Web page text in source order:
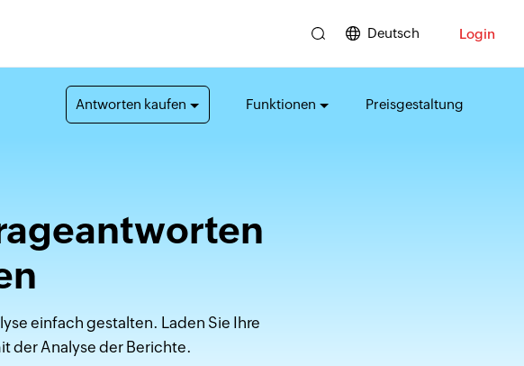
Deutsch Login
Antworten kaufen Funktionen Preisgestaltung
einfach gestalten. Laden Sie Ihre
der Analyse der Berichte.